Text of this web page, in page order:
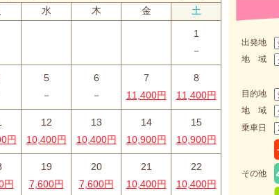
水 木 金 土
1
－
5
－
6
－
7
11,400円
8
11,400円
円
12
10,400円
13
10,400円
14
10,900円
15
10,900円
円
19
7,600円
20
7,600円
21
10,400円
22
10,400円
出発地
地 域
目的地
地 域
乗車日
その他